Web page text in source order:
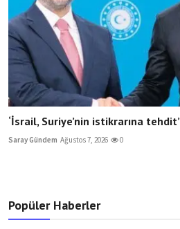
‘İsrail, Suriye’nin istikrarına tehdit’
Saray Gündem Ağustos 7, 2026 0
Popüler Haberler